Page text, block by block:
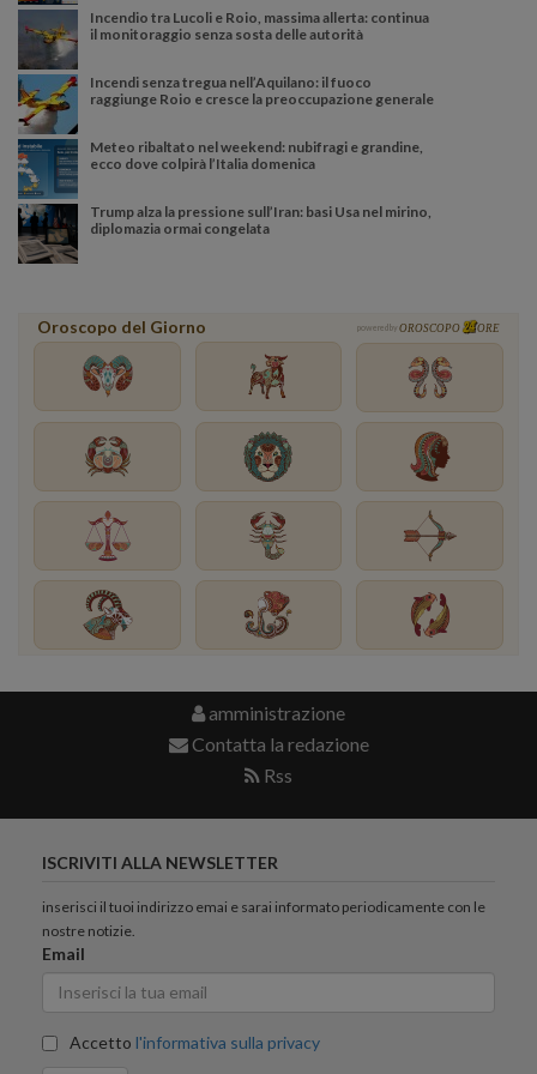
Incendio tra Lucoli e Roio, massima allerta: continua
il monitoraggio senza sosta delle autorità
Incendi senza tregua nell’Aquilano: il fuoco
raggiunge Roio e cresce la preoccupazione generale
Meteo ribaltato nel weekend: nubifragi e grandine,
ecco dove colpirà l’Italia domenica
Trump alza la pressione sull’Iran: basi Usa nel mirino,
diplomazia ormai congelata
Oroscopo del Giorno powered by OROSCOPO ORE
amministrazione
Contatta la redazione
Rss
ISCRIVITI ALLA NEWSLETTER
inserisci il tuoi indirizzo emai e sarai informato periodicamente con le
nostre notizie.
Email
Accetto l'informativa sulla privacy